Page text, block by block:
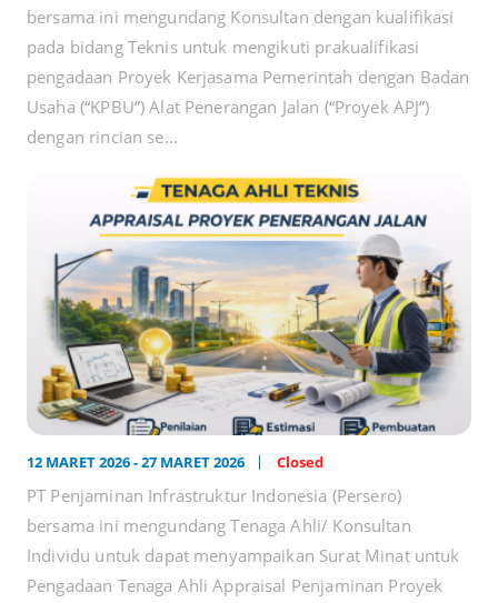
bersama ini mengundang Konsultan dengan kualifikasi
pada bidang Teknis untuk mengikuti prakualifikasi
pengadaan Proyek Kerjasama Pemerintah dengan Badan
Usaha (“KPBU”) Alat Penerangan Jalan (“Proyek APJ”)
dengan rincian se...
12 MARET 2026 - 27 MARET 2026 Closed
PT Penjaminan Infrastruktur Indonesia (Persero)
bersama ini mengundang Tenaga Ahli/ Konsultan
Individu untuk dapat menyampaikan Surat Minat untuk
Pengadaan Tenaga Ahli Appraisal Penjaminan Proyek